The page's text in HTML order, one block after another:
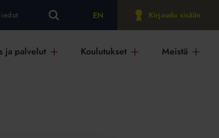
EN Kirjaudu sisään
ja palvelut Koulutukset Meistä